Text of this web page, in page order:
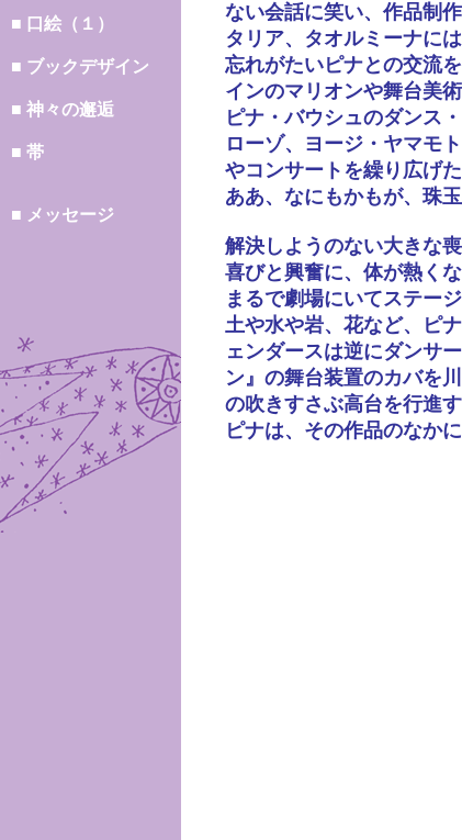
■ 口絵（１）
■ ブックデザイン
■ 神々の邂逅
■ 帯
■ メッセージ
ない会話に笑い、作品制
タリア、タオルミーナに
忘れがたいピナとの交流
インのマリオンや舞台美
ピナ・バウシュのダンス
ローゾ、ヨージ・ヤマモ
やコンサートを繰り広げ
ああ、なにもかもが、珠
解決しようのない大きな
喜びと興奮に、体が熱くな
まるで劇場にいてステー
土や水や岩、花など、ピ
ェンダースは逆にダンサ
ン』の舞台装置のカバを
の吹きすさぶ高台を行進
ピナは、その作品のなか